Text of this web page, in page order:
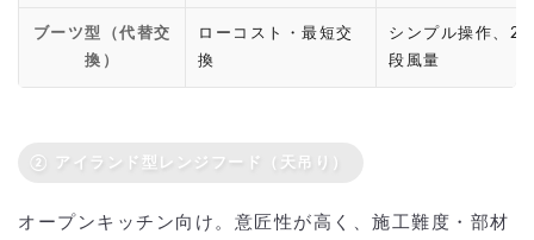
ブーツ型（代替交
換）
ローコスト・最短交
換
シンプル操作、2
段風量
② アイランド型レンジフード（天吊り）
オープンキッチン向け。意匠性が高く、施工難度・部材